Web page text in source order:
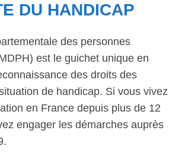
DU HANDICAP
des personnes
est le guichet unique en
des droits des
de handicap. Si vous vivez
en France depuis plus de 12
engager les démarches auprès